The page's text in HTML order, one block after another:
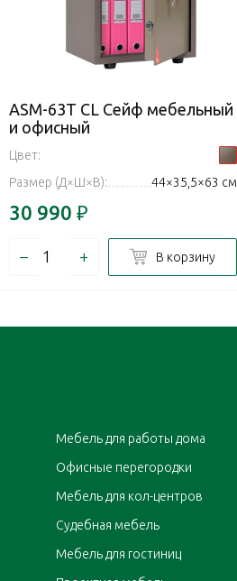
ASM-63Т CL Сейф мебельный
и офисный
Цвет:
Размер (Д×Ш×В):
44×35,5×63 см
30 990 ₽
– + В корзину
Мебель для работы дома
Офисные перегородки
Мебель для кол-центров
Судебная мебель
Мебель для гостиниц